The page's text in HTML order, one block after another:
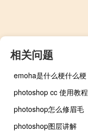
相关问题
emoha是什么梗什么梗
photoshop cc 使用教程
photoshop怎么修眉毛
photoshop图层讲解